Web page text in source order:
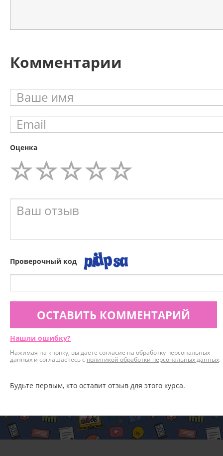
Комментарии
Оценка
Проверочный код
ОСТАВИТЬ КОММЕНТАРИЙ
Нашли ошибку?
Нажимая на кнопку, вы даёте согласие на обработку персональных
данных и соглашаетесь с политикой обработки персональных данных.
Будьте первым, кто оставит отзыв для этого курса.